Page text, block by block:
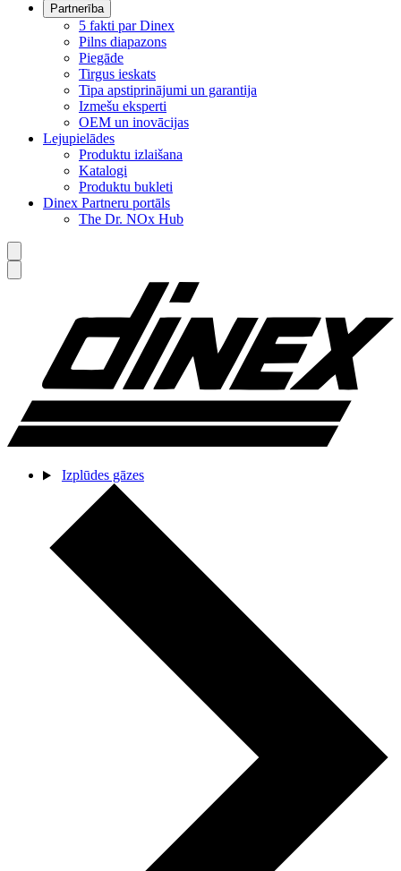
Partnerība
5 fakti par Dinex
Pilns diapazons
Piegāde
Tirgus ieskats
Tipa apstiprinājumi un garantija
Izmešu eksperti
OEM un inovācijas
Lejupielādes
Produktu izlaišana
Katalogi
Produktu bukleti
Dinex Partneru portāls
The Dr. NOx Hub
Izplūdes gāzes